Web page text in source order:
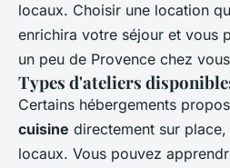
locaux. Choisir une location
enrichira votre séjour et vous
un peu de Provence chez
Types d'ateliers
Certains hébergements
cuisine directement sur
locaux. Vous pouvez